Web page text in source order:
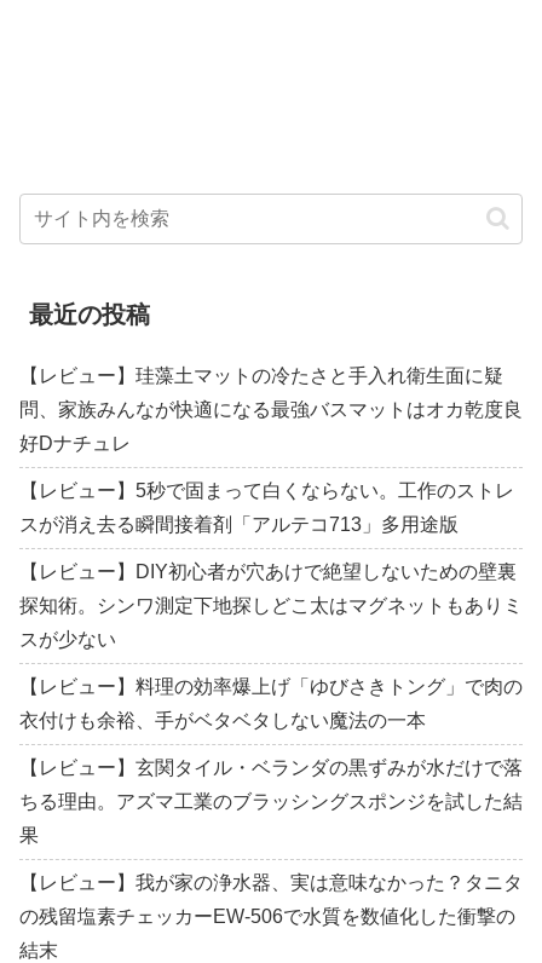
最近の投稿
【レビュー】珪藻土マットの冷たさと手入れ衛生面に疑
問、家族みんなが快適になる最強バスマットはオカ乾度良
好Dナチュレ
【レビュー】5秒で固まって白くならない。工作のストレ
スが消え去る瞬間接着剤「アルテコ713」多用途版
【レビュー】DIY初心者が穴あけで絶望しないための壁裏
探知術。シンワ測定下地探しどこ太はマグネットもありミ
スが少ない
【レビュー】料理の効率爆上げ「ゆびさきトング」で肉の
衣付けも余裕、手がベタベタしない魔法の一本
【レビュー】玄関タイル・ベランダの黒ずみが水だけで落
ちる理由。アズマ工業のブラッシングスポンジを試した結
果
【レビュー】我が家の浄水器、実は意味なかった？タニタ
の残留塩素チェッカーEW-506で水質を数値化した衝撃の
結末